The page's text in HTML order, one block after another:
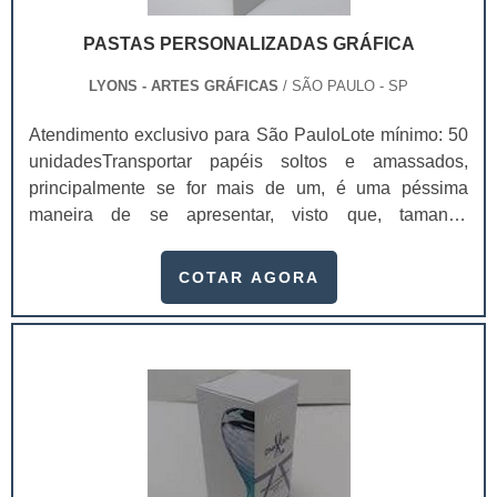
PASTAS PERSONALIZADAS GRÁFICA
LYONS - ARTES GRÁFICAS / SÃO PAULO - SP
Atendimento exclusivo para São PauloLote mínimo: 50
unidadesTransportar papéis soltos e amassados,
principalmente se for mais de um, é uma péssima
maneira de se apresentar, visto que, tamanha
negócio. E tudo isso pode ser feito com o uso de pastas
documentos necessários de modo que nenhum venha
material, como por exemplo uma proposta de um
serviço ou produto fornecidos por uma empresa
específica, é importante atentar-se aos mínimos
detalhes para que haja uma primeira impressão
positiva. É necessário mostrar já no primeiro instante
COTAR AGORA